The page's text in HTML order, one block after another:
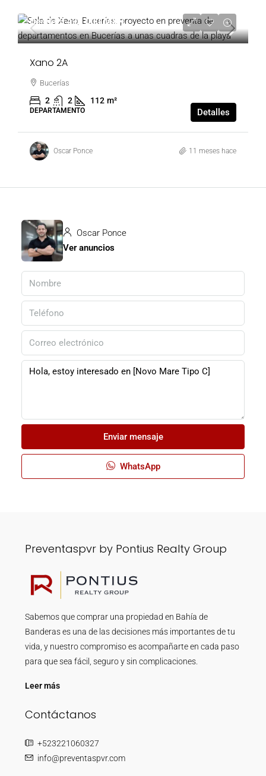
Desde5,490,000 MXN
Xano 2A
Bucerías
2 2 112 m²
DEPARTAMENTO Detalles
Oscar Ponce 11 meses hace
Oscar Ponce
Ver anuncios
Enviar mensaje
WhatsApp
Preventaspvr by Pontius Realty Group
Sabemos que comprar una propiedad en Bahía de
Banderas es una de las decisiones más importantes de tu
vida, y nuestro compromiso es acompañarte en cada paso
para que sea fácil, seguro y sin complicaciones.
Leer más
Contáctanos
+523221060327
info@preventaspvr.com